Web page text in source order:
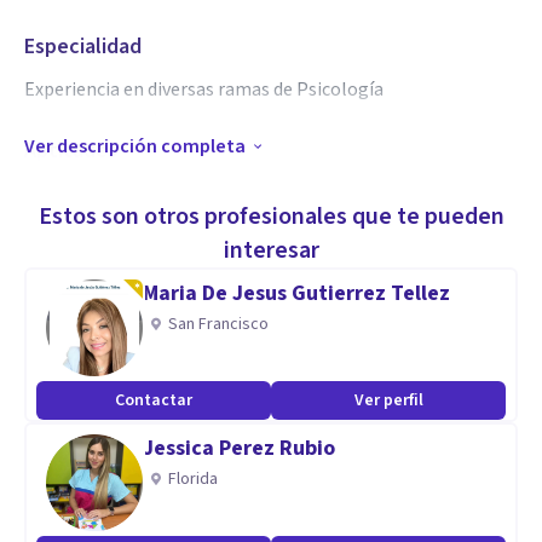
Especialidad
Experiencia en diversas ramas de Psicología
Aptitudes
Amplios conocimientos en diversas áreas de Psicología 🌷
Ver descripción completa
Estos son otros profesionales que te pueden
interesar
Maria De Jesus Gutierrez Tellez
San Francisco
Contactar Ver perfil
Jessica Perez Rubio
Florida